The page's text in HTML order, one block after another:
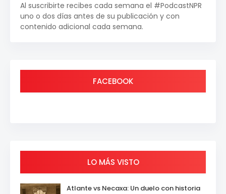
Al suscribirte recibes cada semana el #PodcastNPR
uno o dos días antes de su publicación y con
contenido adicional cada semana.
FACEBOOK
LO MÁS VISTO
Atlante vs Necaxa: Un duelo con historia